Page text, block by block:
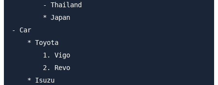
        - Thailand
        * Japan
- Car
    * Toyota
        1. Vigo
        2. Revo
    * Isuzu